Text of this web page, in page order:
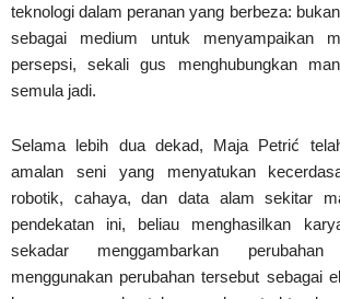
teknologi dalam peranan yang berbeza:
sebagai medium untuk menyampaikan
persepsi, sekali gus menghubungkan
semula jadi.
Selama lebih dua dekad, Maja Petrić
amalan seni yang menyatukan
robotik, cahaya, dan data alam sekitar
pendekatan ini, beliau menghasilkan
sekadar menggambarkan
menggunakan perubahan tersebut sebagai